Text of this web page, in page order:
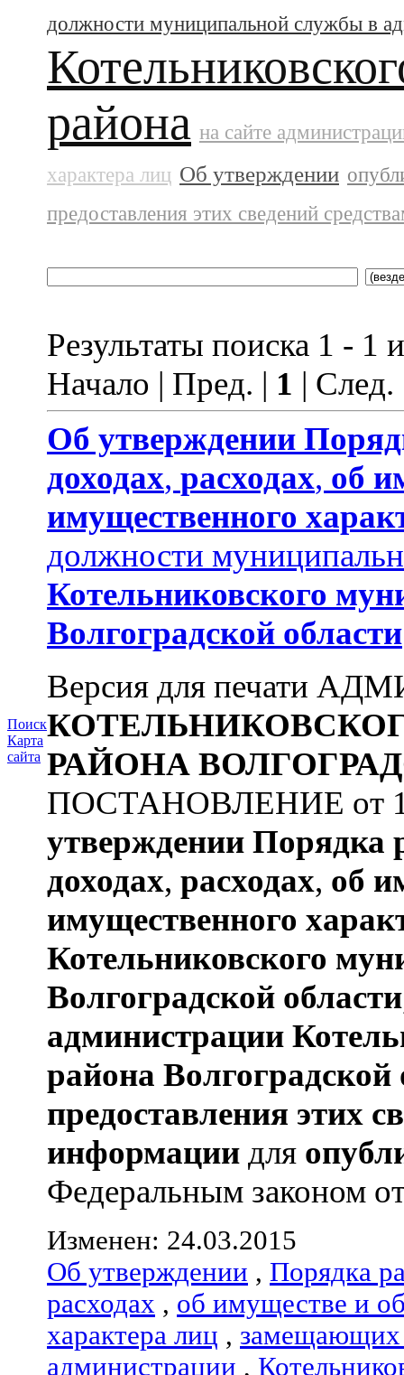
Поиск
Карта
сайта
должности муниципальной службы в
района на сайте
характера лиц Об утверждении
предоставления этих сведений
Результаты поиска 1 - 1
Начало | Пред. | 1 |
Об утверждении
доходах, расходах, об
имущественного
должности
Котельниковского
Волгоградской области
Версия для печати
РАЙОНА
ПОСТАНОВЛЕНИЕ от
утверждении Порядка
доходах, расходах, об
имущественного
Котельниковского
Волгоградской области
администрации
района Волгоградской
предоставления этих
информации для
Федеральным законом
Изменен: 24.03.2015
Об утверждении , Порядка
расходах , об имуществе и
характера лиц , замещающих
администрации ,